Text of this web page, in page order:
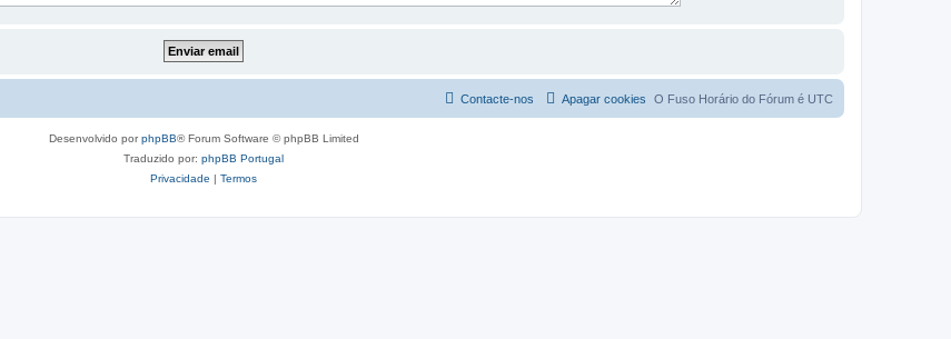
O Fuso Horário do Fórum é UTC
Apagar cookies
Contacte-nos
Desenvolvido porphpBB® Forum Software © phpBB Limited
Traduzido por: phpBB Portugal
Privacidade | Termos